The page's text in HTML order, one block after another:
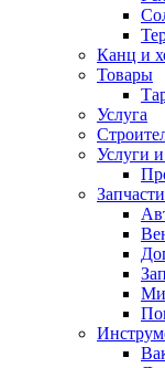
Канц и
Товары
Услуга
Услуги
Запчасти